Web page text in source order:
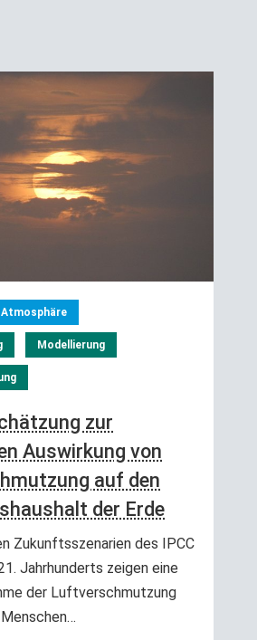
Atmosphäre
Modellierung
zur
Auswirkung von
auf den
der Erde
Zukunftsszenarien des IPCC
Jahrhunderts zeigen eine
der Luftverschmutzung